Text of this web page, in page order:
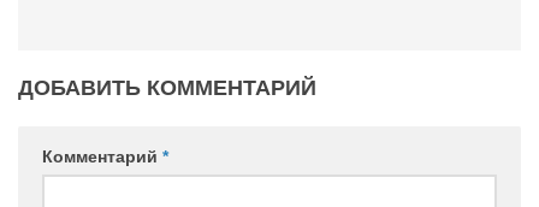
ДОБАВИТЬ КОММЕНТАРИЙ
Комментарий *